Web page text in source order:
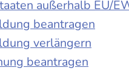
außerhalb EU/
beantragen
verlängern
beantragen